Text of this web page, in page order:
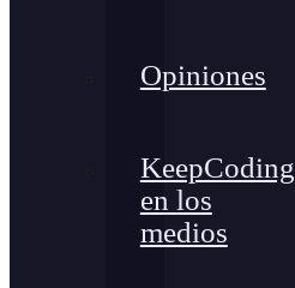
Opiniones
KeepCoding
en los
medios